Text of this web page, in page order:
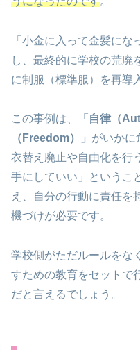
「小金に入って金髪に
し、最終的に学校の荒廃
に制服（標準服）を再導
この事例は、
「自律（
（Freedom）」 がいかに
衣替え廃止や自由化を行
手にしていい」というこ
え、自分の行動に責任を
機づけが必要です。
学校側がただルールをな
すための教育をセットで
だと言えるでしょう。